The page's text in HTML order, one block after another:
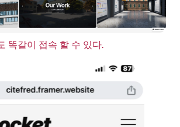
똑같이 접속 할 수 있다.